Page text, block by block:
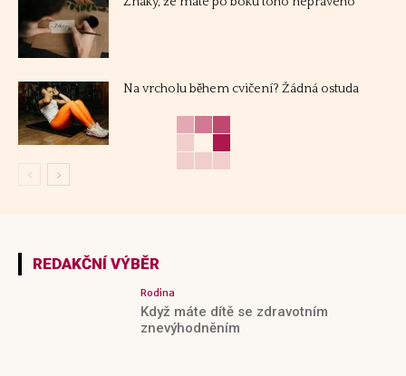
Na vrcholu během cvičení? Žádná ostuda
REDAKČNÍ VÝBĚR
Rodina
Když máte dítě se zdravotním
znevýhodněním